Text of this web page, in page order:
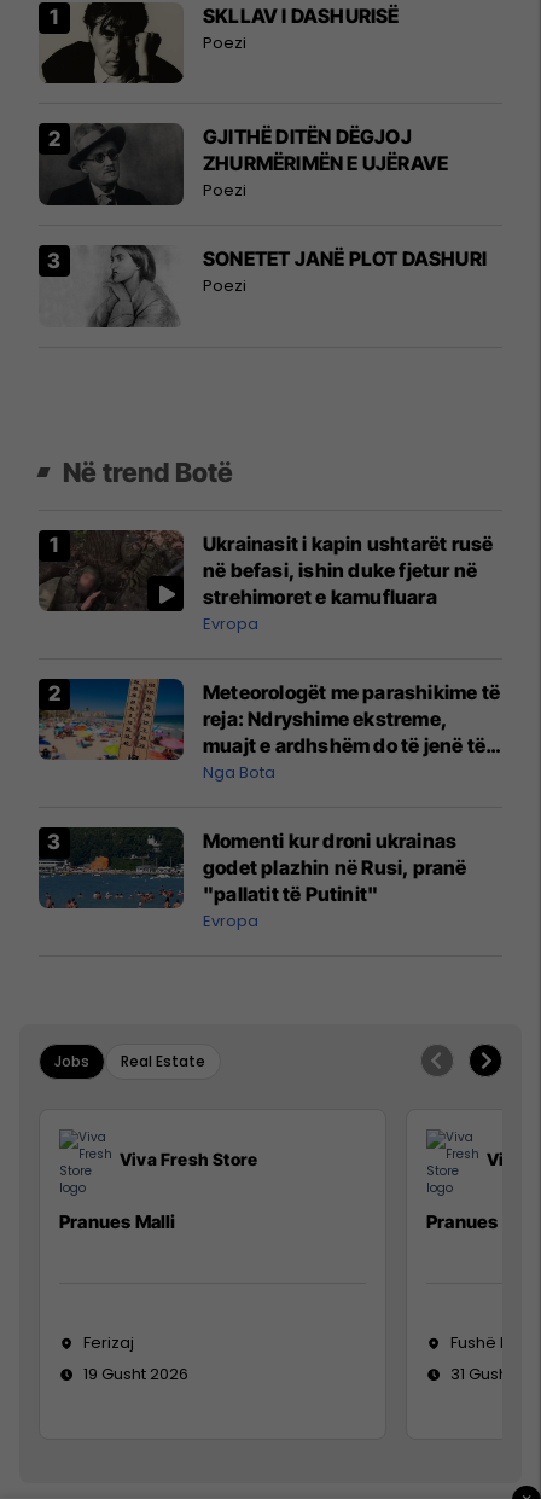
SKLLAV I DASHURISË
Poezi
GJITHË DITËN DËGJOJ
ZHURMËRIMËN E UJËRAVE
Poezi
SONETET JANË PLOT DASHURI
Poezi
Në trend Botë
Ukrainasit i kapin ushtarët rusë
në befasi, ishin duke fjetur në
strehimoret e kamufluara
Evropa
Meteorologët me parashikime të
reja: Ndryshime ekstreme,
muajt e ardhshëm do të jenë të
pazakontë
Nga Bota
Momenti kur droni ukrainas
godet plazhin në Rusi, pranë
"pallatit të Putinit"
Evropa
Jobs Real Estate
Viva Fresh Store
Pranues Malli
Ferizaj
19 Gusht 2026
Viva
Pranues
Fushë
31 Gusht